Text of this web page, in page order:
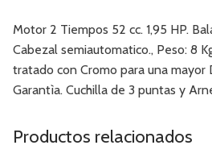
Motor 2 Tiempos 52 cc. 1,95 HP.
Cabezal semiautomatico., Peso: 8
tratado con Cromo para una mayor
Garantìa. Cuchilla de 3 puntas y
Productos relacionados